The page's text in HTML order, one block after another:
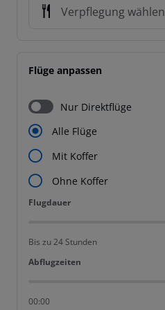
Verpflegung wählen
Flüge anpassen
Nur Direktflüge
Alle Flüge
Mit Koffer
Ohne Koffer
Flugdauer
Flugdauer
Bis zu 24 Stunden
Abflugzeiten
Abflugzeiten
00:00